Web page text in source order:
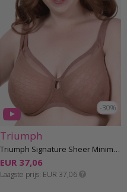
-30%
Triumph
Triumph Signature Sheer Minimizer Beha E-H cup
EUR 37,06
Laagste prijs EUR 37,06